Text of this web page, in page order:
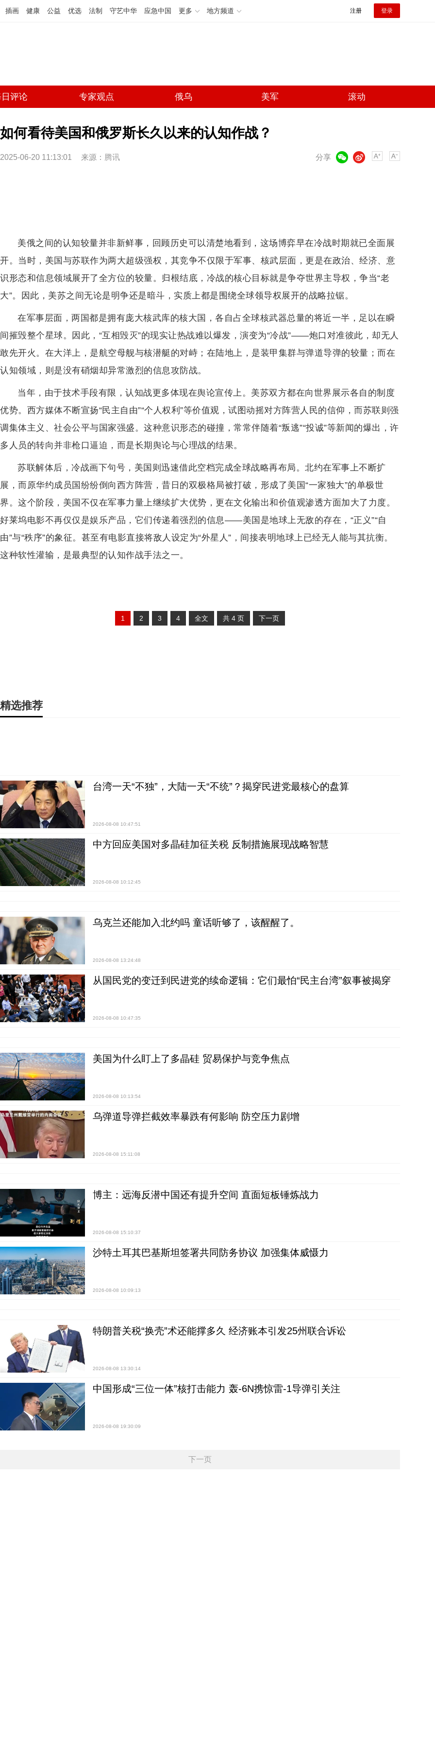
插画 健康 公益 优选 法制 守艺中华 应急中国 更多 地方频道 注册 登录
评论 专家观点 俄乌 美军 滚动
如何看待美国和俄罗斯长久以来的认知作战？
2025-06-20 11:13:01 来源： 腾讯 分享
微博
美俄之间的认知较量并非新鲜事，回顾历史可以清楚地看到，这场博弈早在冷战时期就已全面展
开。当时，美国与苏联作为两大超级强权，其竞争不仅限于军事、核武层面，更是在政治、经济、意
识形态和信息领域展开了全方位的较量。归根结底，冷战的核心目标就是争夺世界主导权，争当“老
大”。因此，美苏之间无论是明争还是暗斗，实质上都是围绕全球领导权展开的战略拉锯。
在军事层面，两国都是拥有庞大核武库的核大国，各自占全球核武器总量的将近一半，足以在瞬
间摧毁整个星球。因此，“互相毁灭”的现实让热战难以爆发，演变为“冷战”——炮口对准彼此，却无人
敢先开火。在大洋上，是航空母舰与核潜艇的对峙；在陆地上，是装甲集群与弹道导弹的较量；而在
认知领域，则是没有硝烟却异常激烈的信息攻防战。
当年，由于技术手段有限，认知战更多体现在舆论宣传上。美苏双方都在向世界展示各自的制度
优势。西方媒体不断宣扬“民主自由”“个人权利”等价值观，试图动摇对方阵营人民的信仰，而苏联则强
调集体主义、社会公平与国家强盛。这种意识形态的碰撞，常常伴随着“叛逃”“投诚”等新闻的爆出，许
多人员的转向并非枪口逼迫，而是长期舆论与心理战的结果。
苏联解体后，冷战画下句号，美国则迅速借此空档完成全球战略再布局。北约在军事上不断扩
展，而原华约成员国纷纷倒向西方阵营，昔日的双极格局被打破，形成了美国“一家独大”的单极世
界。这个阶段，美国不仅在军事力量上继续扩大优势，更在文化输出和价值观渗透方面加大了力度。
好莱坞电影不再仅仅是娱乐产品，它们传递着强烈的信息——美国是地球上无敌的存在，“正义”“自
由”与“秩序”的象征。甚至有电影直接将敌人设定为“外星人”，间接表明地球上已经无人能与其抗衡。
这种软性灌输，是最典型的认知作战手法之一。
1 2 3 4 全文 共 4 页 下一页
精选推荐
台湾一天“不独”，大陆一天“不统”？揭穿民进党最核心的盘算
2026-08-08 10:47:51
中方回应美国对多晶硅加征关税 反制措施展现战略智慧
2026-08-08 10:12:45
乌克兰还能加入北约吗 童话听够了，该醒醒了。
2026-08-08 13:24:48
从国民党的变迁到民进党的续命逻辑：它们最怕“民主台湾”叙事被揭穿
2026-08-08 10:47:35
美国为什么盯上了多晶硅 贸易保护与竞争焦点
2026-08-08 10:13:54
乌弹道导弹拦截效率暴跌有何影响 防空压力剧增
2026-08-08 15:11:08
博主：远海反潜中国还有提升空间 直面短板锤炼战力
2026-08-08 15:10:37
沙特土耳其巴基斯坦签署共同防务协议 加强集体威慑力
2026-08-08 10:09:13
特朗普关税“换壳”术还能撑多久 经济账本引发25州联合诉讼
2026-08-08 13:30:14
中国形成“三位一体”核打击能力 轰-6N携惊雷-1导弹引关注
2026-08-08 19:30:09
下一页